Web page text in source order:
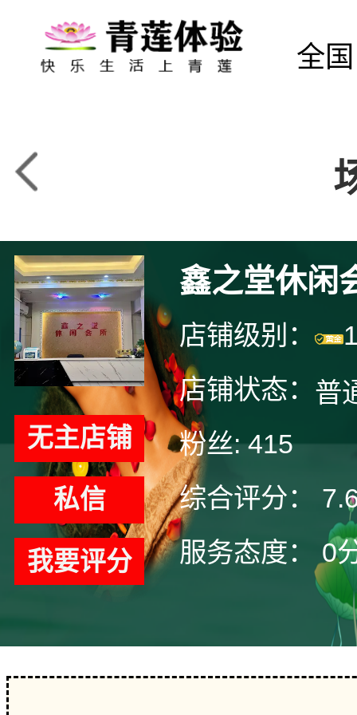
全国
无主店铺
私信
我要评分
鑫之堂休闲
店铺级别：
店铺状态： 普
粉丝: 415
综合评分：
服务态度：
0